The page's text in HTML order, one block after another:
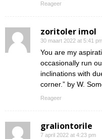
Reageer
zoritoler imol
30 maart 2022 at 5:41
You are my
occasionally run
inclinations with
corner.” by W.
Reageer
graliontorile
7 april 2022 at 4:23 pm